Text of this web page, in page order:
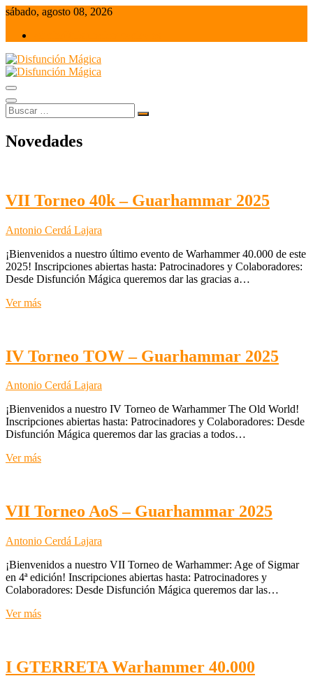
Saltar
contenido
sábado, agosto 08, 2026
Disfunción Mágica
Juegos de mesa y Wargames
Buscar
…
Novedades
VII Torneo 40k – Guarhammar 2025
Antonio Cerdá Lajara
¡Bienvenidos a nuestro último evento de Warhammer 40.000 de este
2025! Inscripciones abiertas hasta: Patrocinadores y Colaboradores:
Desde Disfunción Mágica queremos dar las gracias a…
Ver másVII
Guarhammar
2025
IV Torneo TOW – Guarhammar 2025
Antonio Cerdá Lajara
¡Bienvenidos a nuestro IV Torneo de Warhammer The Old World!
Inscripciones abiertas hasta: Patrocinadores y Colaboradores: Desde
Disfunción Mágica queremos dar las gracias a todos…
Ver másIV
Guarhammar
2025
VII Torneo AoS – Guarhammar 2025
Antonio Cerdá Lajara
¡Bienvenidos a nuestro VII Torneo de Warhammer: Age of Sigmar
en 4ª edición! Inscripciones abiertas hasta: Patrocinadores y
Colaboradores: Desde Disfunción Mágica queremos dar las…
Ver másVII
Guarhammar
2025
I GTERRETA Warhammer 40.000